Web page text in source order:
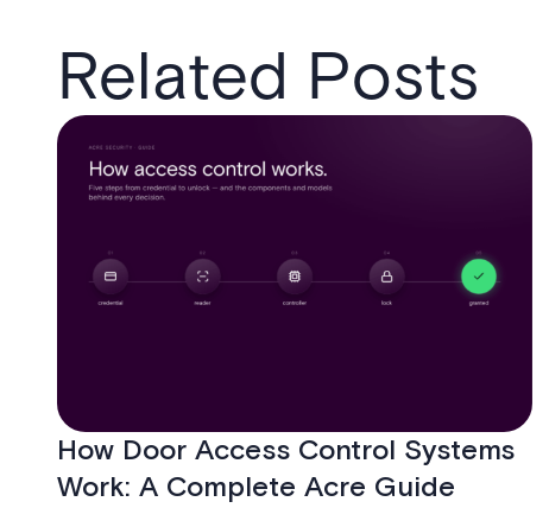
Related Posts
How Door Access Control Systems
Work: A Complete Acre Guide